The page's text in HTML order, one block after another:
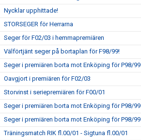
Nycklar upphittade!
STORSEGER för Herrarna
Seger för F02/03 i hemmapremiären
Välförtjänt seger på bortaplan för F98/99!
Seger i premiären borta mot Enköping för P98/99
Oavgjort i premiären för F02/03
Storvinst i seriepremiären för F00/01
Seger i premiären borta mot Enköping för P98/99
Seger i premiären borta mot Enköping för P98/99
Träningsmatch RIK fl.00/01 - Sigtuna fl.00/01